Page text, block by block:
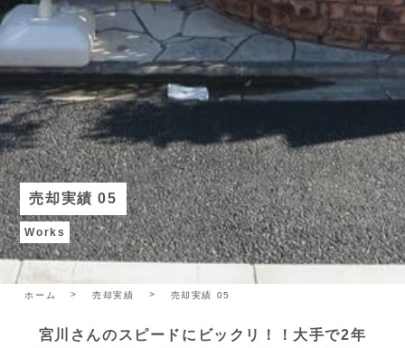
売却実績 05
Works
ホーム 売却実績 売却実績 05
宮川さんのスピードにビックリ！！大手で2年